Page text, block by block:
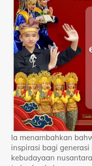
Ia menambahkan
inspirasi bagi
kebudayaan